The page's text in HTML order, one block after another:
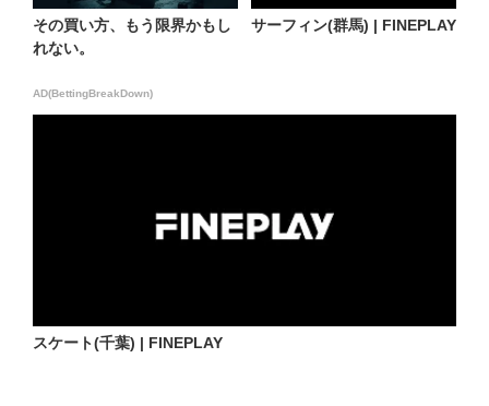
その買い方、もう限界かもし
れない。
AD(BettingBreakDown)
サーフィン(群馬) | FINEPLAY
スケート(千葉) | FINEPLAY